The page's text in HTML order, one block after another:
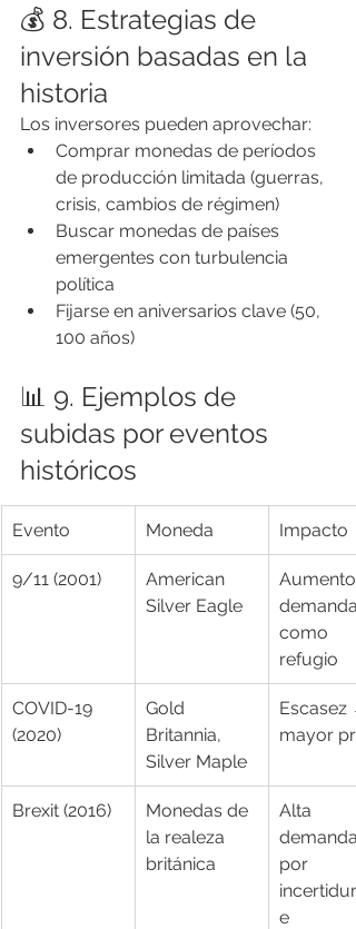
💰 8. Estrategias de
inversión basadas en la
historia
Los inversores pueden aprovechar:
Comprar monedas de períodos
de producción limitada (guerras,
crisis, cambios de régimen)
Buscar monedas de países
emergentes con turbulencia
política
Fijarse en aniversarios clave (50,
100 años)
📊 9. Ejemplos de
subidas por eventos
históricos
Evento Moneda Impacto
9/11 (2001)
American
Silver Eagle
Aumento
demanda
como
refugio
COVID-19
(2020)
Gold
Britannia,
Silver Maple
Escasez
mayor
Brexit (2016)
Monedas de
la realeza
británica
Alta
demanda
por
e